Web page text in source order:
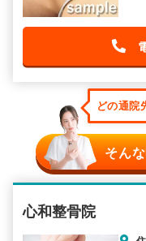
どの通院
そん
心和整骨院